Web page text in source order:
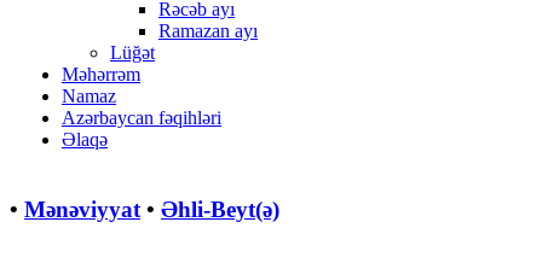
Rəcəb ayı
Ramazan ayı
Lüğət
Məhərrəm
Namaz
Azərbaycan fəqihləri
Əlaqə
• Mənəviyyat • Əhli-Beyt(ə)